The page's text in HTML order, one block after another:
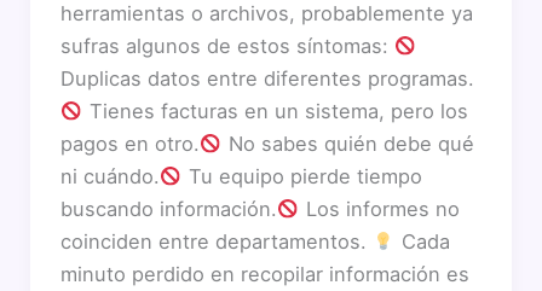
herramientas o archivos, probablemente ya
sufras algunos de estos síntomas:
Duplicas datos entre diferentes programas.
Tienes facturas en un sistema, pero los
pagos en otro.
No sabes quién debe qué
ni cuándo.
Tu equipo pierde tiempo
buscando información.
Los informes no
coinciden entre departamentos.
Cada
minuto perdido en recopilar información es